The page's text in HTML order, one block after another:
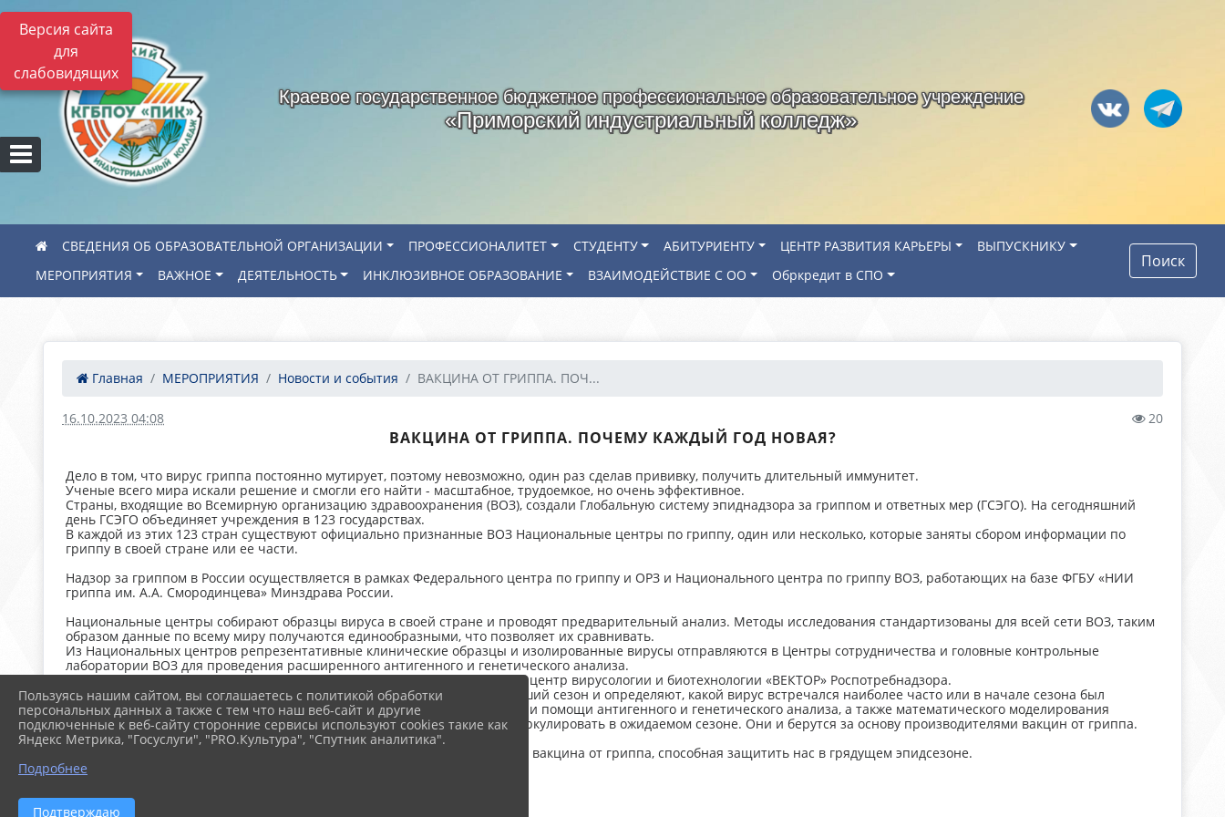
Версия сайта
для
слабовидящих
Краевое государственное бюджетное профессиональное образовательное учреждение
«Приморский индустриальный колледж»
СВЕДЕНИЯ ОБ ОБРАЗОВАТЕЛЬНОЙ ОРГАНИЗАЦИИ ПРОФЕССИОНАЛИТЕТ СТУДЕНТУ АБИТУРИЕНТУ ЦЕНТР РАЗВИТИЯ КАРЬЕРЫ
ВЫПУСКНИКУ
МЕРОПРИЯТИЯ
ВАЖНОЕ ДЕЯТЕЛЬНОСТЬ ИНКЛЮЗИВНОЕ ОБРАЗОВАНИЕ ВЗАИМОДЕЙСТВИЕ С ОО Обркредит в СПО
Поиск
Главная МЕРОПРИЯТИЯ Новости и события ВАКЦИНА ОТ ГРИППА. ПОЧ...
16.10.2023 04:08 20
ВАКЦИНА ОТ ГРИППА. ПОЧЕМУ КАЖДЫЙ ГОД НОВАЯ?
Дело в том, что вирус гриппа постоянно мутирует, поэтому невозможно, один раз сделав прививку, получить длительный иммунитет.
Ученые всего мира искали решение и смогли его найти - масштабное, трудоемкое, но очень эффективное.
Страны, входящие во Всемирную организацию здравоохранения (ВОЗ), создали Глобальную систему эпиднадзора за гриппом и ответных мер (ГСЭГО). На сегодняшний
день ГСЭГО объединяет учреждения в 123 государствах.
В каждой из этих 123 стран существуют официально признанные ВОЗ Национальные центры по гриппу, один или несколько, которые заняты сбором информации по
гриппу в своей стране или ее части.
Надзор за гриппом в России осуществляется в рамках Федерального центра по гриппу и ОРЗ и Национального центра по гриппу ВОЗ, работающих на базе ФГБУ «НИИ
гриппа им. А.А. Смородинцева» Минздрава России.
Национальные центры собирают образцы вируса в своей стране и проводят предварительный анализ. Методы исследования стандартизованы для всей сети ВОЗ, таким
образом данные по всему миру получаются единообразными, что позволяет их сравнивать.
Из Национальных центров репрезентативные клинические образцы и изолированные вирусы отправляются в Центры сотрудничества и головные контрольные
лаборатории ВОЗ для проведения расширенного антигенного и генетического анализа.
Центр сотрудничества ВОЗ в России - ФБУН «Государственный научный центр вирусологии и биотехнологии «ВЕКТОР» Роспотребнадзора.
На основании собранных данных проводят анализ ситуации за прошедший сезон и определяют, какой вирус встречался наиболее часто или в начале сезона был
представлен незначительно, а к концу был наиболее распространен. При помощи антигенного и генетического анализа, а также математического моделирования
происходит прогнозирование ситуации: какие штаммы гриппа будут циркулировать в ожидаемом сезоне. Они и берутся за основу производителями вакцин от гриппа.
Таким образом каждый год на страже нашего здоровья стоит актуальная вакцина от гриппа, способная защитить нас в грядущем эпидсезоне.
Пользуясь нашим сайтом, вы соглашаетесь с политикой обработки
персональных данных а также с тем что наш веб-сайт и другие
подключенные к веб-сайту сторонние сервисы используют cookies такие как
Яндекс Метрика, "Госуслуги", "PRO.Культура", "Спутник аналитика".
Подробнее
Подтверждаю